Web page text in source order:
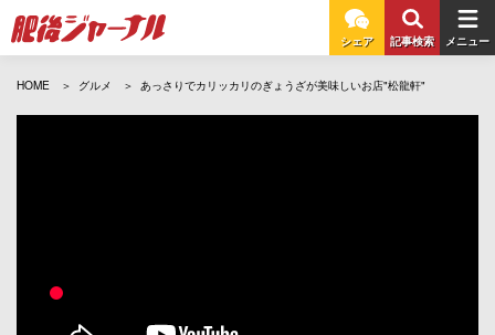
シェア 記事検索 メニュー
HOME グルメ あっさりでカリッカリのぎょうざが美味しいお店"松龍軒"